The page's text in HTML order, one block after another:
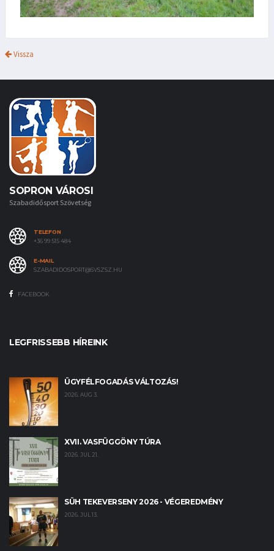
Vissza
SOPRON VÁROSI
Szabadidősport Szövetség
TELEFON
+36 99 515 484
E-MAIL
SZABADIDOSPORT@SVSZSZ.HU
FACEBOOK
LEGFRISSEBB HÍREINK
ÜGYFÉLFOGADÁS VÁLTOZÁS!
2026. AUG 3.
XVII. VASFÜGGÖNY TÚRA
2026. JUL 21.
SÜH TEKEVERSENY 2026 - VÉGEREDMÉNY
2026. JUL 13.